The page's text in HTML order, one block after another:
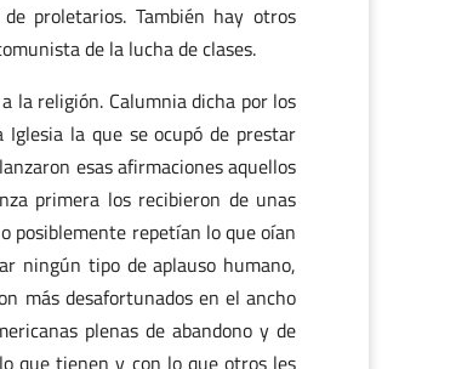
proletarios. También hay otros
de la lucha de clases.
la religión. Calumnia dicha por los
la que se ocupó de prestar
esas afirmaciones aquellos
primera los recibieron de unas
posiblemente repetían lo que oían
ningún tipo de aplauso humano,
más desafortunados en el ancho
plenas de abandono y de
que tienen y con lo que otros les